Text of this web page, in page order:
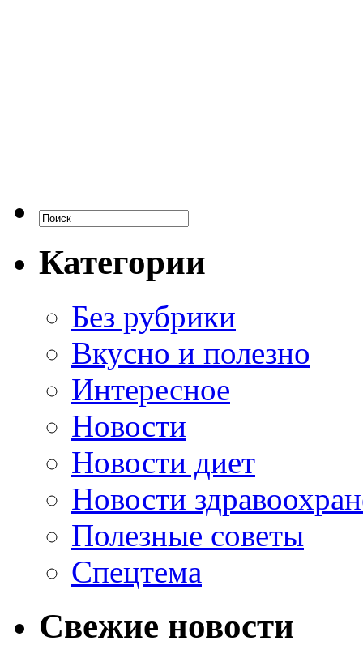
Категории
Без рубрики
Вкусно и полезно
Интересное
Новости
Новости диет
Новости
Полезные советы
Спецтема
Свежие новости